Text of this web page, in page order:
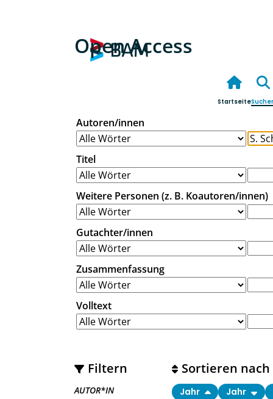
Open Access
Startseite
Autoren/innen
Titel
Weitere Personen (z. B. Koautoren/innen)
Gutachter/innen
Zusammenfassung
Volltext
Filtern
AUTOR*IN
Sortieren nach
Jahr Jahr